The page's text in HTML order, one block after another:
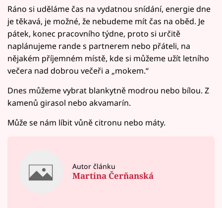
Ráno si uděláme čas na vydatnou snídání, energie dne
je těkavá, je možné, že nebudeme mít čas na oběd. Je
pátek, konec pracovního týdne, proto si určitě
naplánujeme rande s partnerem nebo přáteli, na
nějakém příjemném místě, kde si můžeme užít letního
večera nad dobrou večeři a „mokem.“
Dnes můžeme vybrat blankytně modrou nebo bílou. Z
kamenů girasol nebo akvamarín.
Může se nám líbit vůně citronu nebo máty.
Autor článku
Martina Čerňanská